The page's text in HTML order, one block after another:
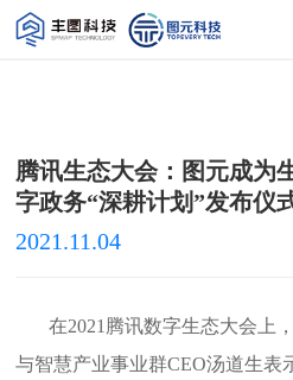
腾讯生态大会：图元成为
字政务“深耕计划”发布仪
2021.11.04
在2021腾讯数字生态大会上
与智慧产业事业群CEO汤道生表